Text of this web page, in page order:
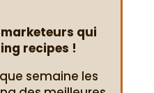
marketeurs qui
recipes !
semaine les